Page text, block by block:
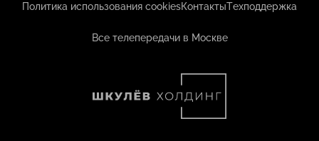
Политика использования cookiesКонтактыТехподдержка
Все телепередачи в Москве